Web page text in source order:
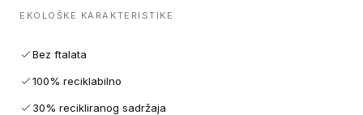
EKOLOŠKE KARAKTERISTIKE
Bez ftalata
100% reciklabilno
30% recikliranog sadržaja